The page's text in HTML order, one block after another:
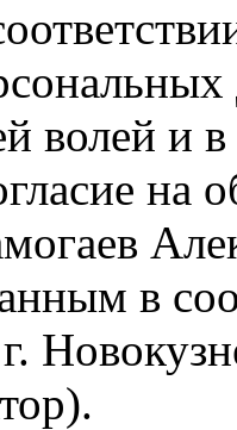
волей и
на
в